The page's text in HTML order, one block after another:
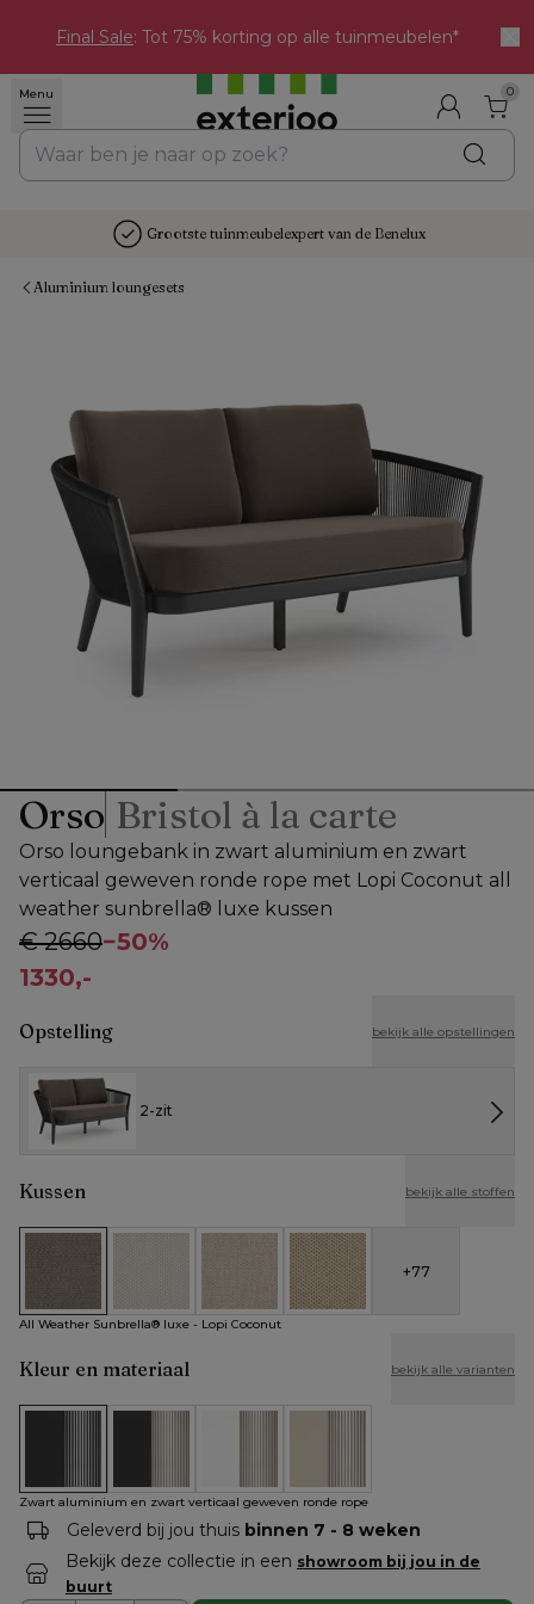
Final Sale: Tot 75% korting op alle tuinmeubelen*
Menu 0
Grootste tuinmeubelexpert van de Benelux
Aluminium loungesets
Orso Bristol à la carte
Orso loungebank in zwart aluminium en zwart
verticaal geweven ronde rope met Lopi Coconut all
weather sunbrella® luxe kussen
€ 2660−50%
1330,-
Opstelling bekijk alle opstellingen
2-zit
Kussen bekijk alle stoffen
All Weather Sunbrella® luxe - Lopi Coconut
All Weather Cosytica - Althea Off White
All Weather Cosytica - Althea Chalk
All Weather Cosytica - Althea
+77
All Weather Sunbrella® luxe - Lopi Coconut
Kleur en materiaal bekijk alle varianten
Zwart aluminium en zwart verticaal geweven ronde rope
Geleverd bij jou thuis binnen 7 - 8 weken
Bekijk deze collectie in een showroom bij jou in de
buurt